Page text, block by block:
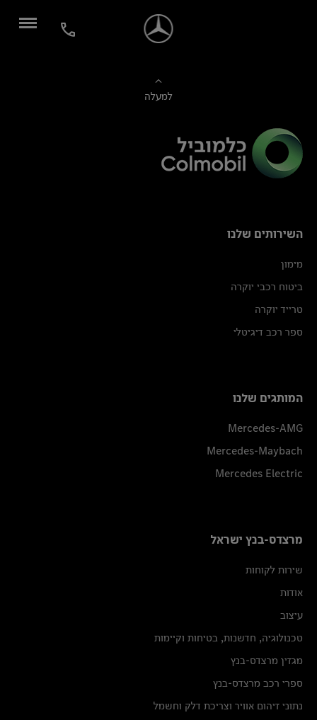
למעלה
השירותים שלנו
מימון
ביטוח רכבי יוקרה
טרייד יוקרה
ספר רכב דיגיטלי
המותגים שלנו
Mercedes-AMG
Mercedes-Maybach
Mercedes Electric
מרצדס-בנץ ישראל
שירות לקוחות
אודות
עיצוב
טכנולוגיה, חדשנות, בטיחות וקיימות
מגזין מרצדס-בנץ
ספרי רכב מרצדס-בנץ
נתוני זיהום אוויר וצריכת דלק וחשמל